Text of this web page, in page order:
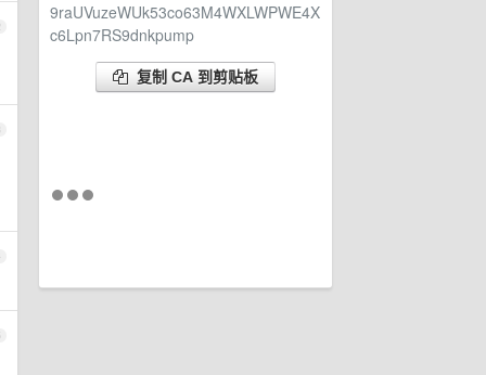
9raUVuzeWUk53co63M4WXLWPWE4X
c6Lpn7RS9dnkpump
复制 CA 到剪贴板